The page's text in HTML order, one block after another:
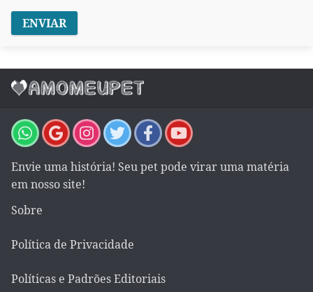
ENVIAR
Envie uma história! Seu pet pode virar uma matéria
em nosso site!
Sobre
Política de Privacidade
Políticas e Padrões Editoriais